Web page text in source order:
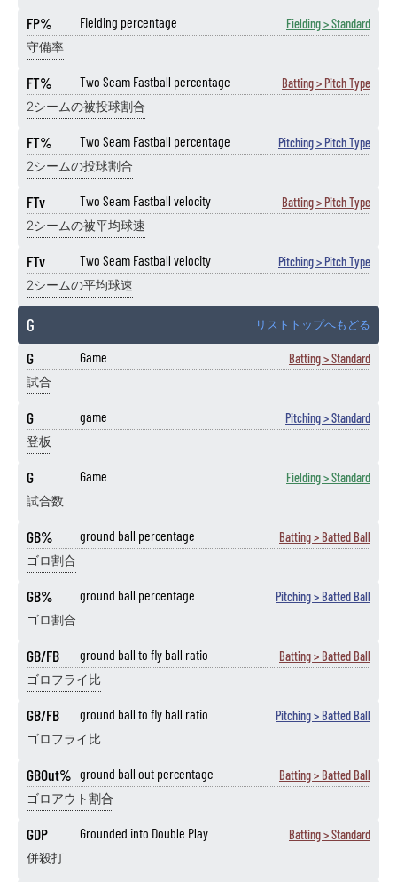
FP% Fielding percentage Fielding > Standard
守備率
FT% Two Seam Fastball percentage Batting > Pitch Type
2シームの被投球割合
FT% Two Seam Fastball percentage Pitching > Pitch Type
2シームの投球割合
FTv Two Seam Fastball velocity Batting > Pitch Type
2シームの被平均球速
FTv Two Seam Fastball velocity Pitching > Pitch Type
2シームの平均球速
G リストトップへもどる
G Game Batting > Standard
試合
G game Pitching > Standard
登板
G Game Fielding > Standard
試合数
GB% ground ball percentage Batting > Batted Ball
ゴロ割合
GB% ground ball percentage Pitching > Batted Ball
ゴロ割合
GB/FB ground ball to fly ball ratio Batting > Batted Ball
ゴロフライ比
GB/FB ground ball to fly ball ratio Pitching > Batted Ball
ゴロフライ比
GBOut% ground ball out percentage Batting > Batted Ball
ゴロアウト割合
GDP Grounded into Double Play Batting > Standard
併殺打